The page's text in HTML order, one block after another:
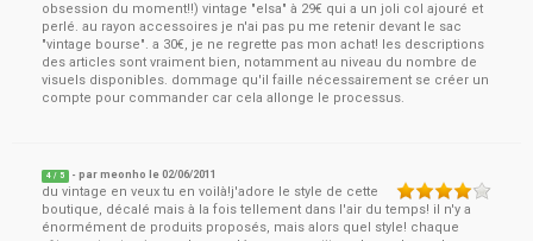
obsession du moment!!) vintage "elsa" à 29€ qui a un joli col ajouré et
perlé. au rayon accessoires je n'ai pas pu me retenir devant le sac
"vintage bourse". a 30€, je ne regrette pas mon achat! les descriptions
des articles sont vraiment bien, notamment au niveau du nombre de
visuels disponibles. dommage qu'il faille nécessairement se créer un
compte pour commander car cela allonge le processus.
4 / 5 - parmeonho le02/06/2011
du vintage en veux tu en voilà!j'adore le style de cette
boutique, décalé mais à la fois tellement dans l'air du temps! il n'y a
énormément de produits proposés, mais alors quel style! chaque